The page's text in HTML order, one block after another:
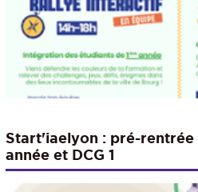
Start'iaelyon : pré-rentrée
année et DCG 1